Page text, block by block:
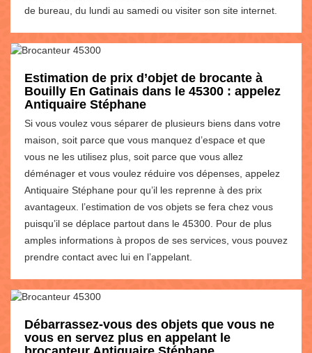
de bureau, du lundi au samedi ou visiter son site internet.
Estimation de prix d’objet de brocante à
Bouilly En Gatinais dans le 45300 : appelez
Antiquaire Stéphane
Si vous voulez vous séparer de plusieurs biens dans votre
maison, soit parce que vous manquez d’espace et que
vous ne les utilisez plus, soit parce que vous allez
déménager et vous voulez réduire vos dépenses, appelez
Antiquaire Stéphane pour qu’il les reprenne à des prix
avantageux. l’estimation de vos objets se fera chez vous
puisqu’il se déplace partout dans le 45300. Pour de plus
amples informations à propos de ses services, vous pouvez
prendre contact avec lui en l’appelant.
Débarrassez-vous des objets que vous ne
vous en servez plus en appelant le